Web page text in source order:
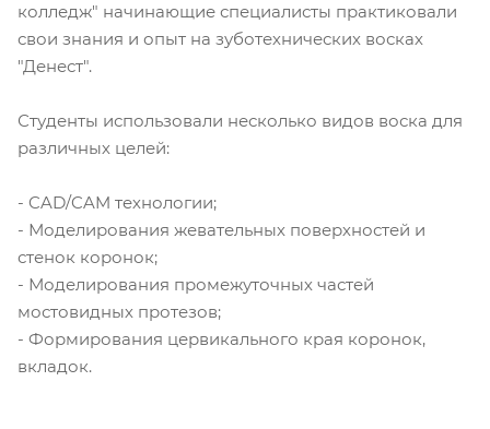
колледж" начинающие специалисты практиковали
свои знания и опыт на зуботехнических восках
"Денест".
Студенты использовали несколько видов воска для
различных целей:
- CAD/CAM технологии;
- Моделирования жевательных поверхностей и
стенок коронок;
- Моделирования промежуточных частей
мостовидных протезов;
- Формирования цервикального края коронок,
вкладок.